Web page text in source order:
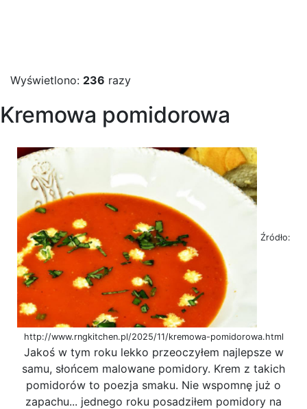
Wyświetlono: 236 razy
Kremowa pomidorowa
Źródło:
http://www.rngkitchen.pl/2025/11/kremowa-pomidorowa.html
Jakoś w tym roku lekko przeoczyłem najlepsze w
samu, słońcem malowane pomidory. Krem z takich
pomidorów to poezja smaku. Nie wspomnę już o
zapachu... jednego roku posadziłem pomidory na